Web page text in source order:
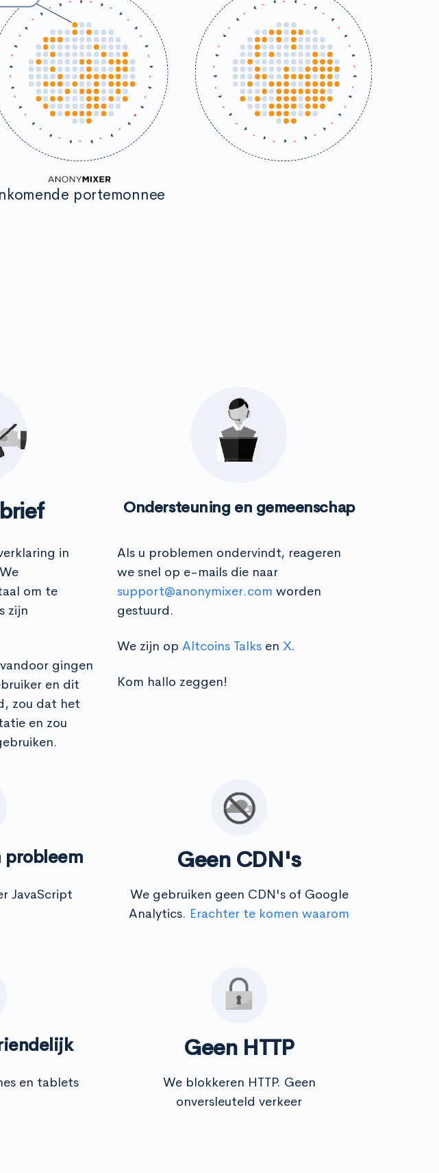
portemonnee
in
om te
zijn
gingen
en dit
zou dat het
en zou
Ondersteuning en gemeenschap
Als u problemen ondervindt, reageren
we snel op e-mails die naar
support@anonymixer.com worden
gestuurd.
We zijn op Altcoins Talks en X.
Kom hallo zeggen!
probleem
JavaScript
Geen CDN's
We gebruiken geen CDN's of Google
Analytics. Erachter te komen waarom
en tablets
Geen HTTP
We blokkeren HTTP. Geen
onversleuteld verkeer